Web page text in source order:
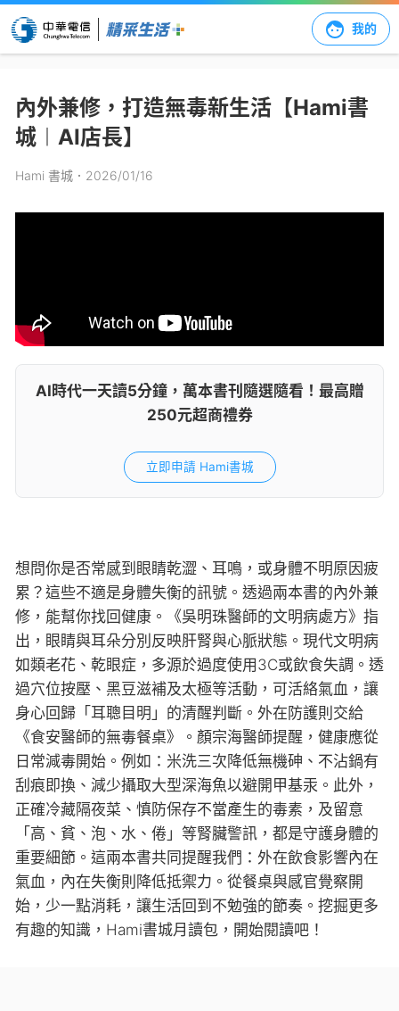
我的
內外兼修，打造無毒新生活【Hami書
城︱AI店長】
Hami 書城 ．2026/01/16
AI時代一天讀5分鐘，萬本書刊隨選隨看！最高贈
250元超商禮券
立即申請 Hami書城
想問你是否常感到眼睛乾澀、耳鳴，或身體不明原因疲
累？這些不適是身體失衡的訊號。透過兩本書的內外兼
修，能幫你找回健康。《吳明珠醫師的文明病處方》指
出，眼睛與耳朵分別反映肝腎與心脈狀態。現代文明病
如類老花、乾眼症，多源於過度使用3C或飲食失調。透
過穴位按壓、黑豆滋補及太極等活動，可活絡氣血，讓
身心回歸「耳聰目明」的清醒判斷。外在防護則交給
《食安醫師的無毒餐桌》。顏宗海醫師提醒，健康應從
日常減毒開始。例如：米洗三次降低無機砷、不沾鍋有
刮痕即換、減少攝取大型深海魚以避開甲基汞。此外，
正確冷藏隔夜菜、慎防保存不當產生的毒素，及留意
「高、貧、泡、水、倦」等腎臟警訊，都是守護身體的
重要細節。這兩本書共同提醒我們：外在飲食影響內在
氣血，內在失衡則降低抵禦力。從餐桌與感官覺察開
始，少一點消耗，讓生活回到不勉強的節奏。挖掘更多
有趣的知識，Hami書城月讀包，開始閱讀吧！